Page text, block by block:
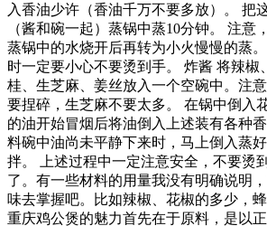
入香油少许（香油千万不要多放）。 把
（酱和碗一起）蒸锅中蒸10分钟。 注意
蒸锅中的水烧开后再转为小火慢慢的蒸
时一定要小心不要烫到手。 炸酱 将辣椒
桂、生芝麻、姜丝放入一个空碗中。注
要捏碎，生芝麻不要太多。 在锅中倒入
的油开始冒烟后将油倒入上述装有各种
料碗中油尚未平静下来时，马上倒入蒸
拌。 上述过程中一定注意安全，不要烫
了。有一些材料的用量我没有明确说明
味去掌握吧。比如辣椒、花椒的多少，蜂
重庆鸡公煲的魅力首先在于原料，是以